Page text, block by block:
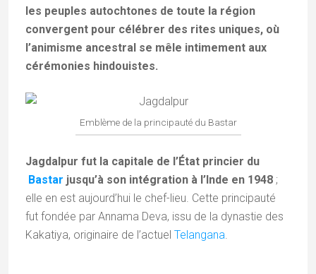
les peuples autochtones de toute la région
convergent pour célébrer des rites uniques, où
l’animisme ancestral se mêle intimement aux
cérémonies hindouistes.
Emblème de la principauté du Bastar
Jagdalpur fut la capitale de l’État princier du
Bastar jusqu’à son intégration à l’Inde en 1948 ;
elle en est aujourd’hui le chef-lieu. Cette principauté
fut fondée par Annama Deva, issu de la dynastie des
Kakatiya, originaire de l’actuel Telangana.